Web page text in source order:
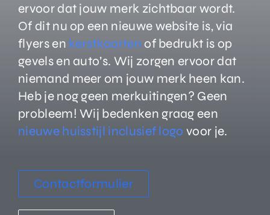
ervoor dat jouw merk zichtbaar wordt.
Of dit nu op een nieuwe website is, via
flyers en kerstkaarten of bedrukt is op
gevels en auto’s. Wij zorgen ervoor dat
niemand meer om jouw merk heen kan.
Heb je nog geen merkuitingen? Geen
probleem! Wij bedenken graag een
nieuwe huisstijl inclusief logo voor je.
Contactformulier